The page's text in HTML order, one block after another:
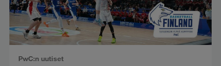
PwC:n uutiset